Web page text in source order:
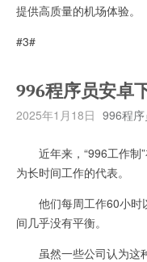
提供高质量的机场体验。
#3#
996程序员安卓
2025年1月18日 996程序
近年来，“996工作制”
为长时间工作的代表。
他们每周工作60小时
间几乎没有平衡。
虽然一些公司认为这